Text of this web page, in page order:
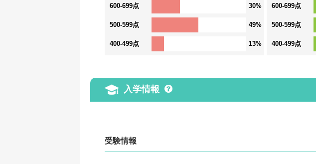
600-699点 30%
500-599点 49%
400-499点 13%
600-699点
500-599点
400-499点
入学情報
受験情報